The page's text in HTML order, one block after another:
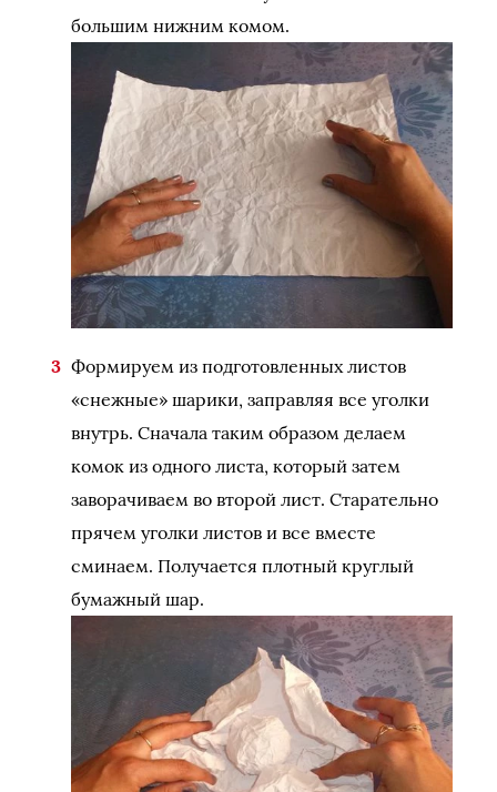
большим нижним комом.
Формируем из подготовленных листов
«снежные» шарики, заправляя все уголки
внутрь. Сначала таким образом делаем
комок из одного листа, который затем
заворачиваем во второй лист. Старательно
прячем уголки листов и все вместе
сминаем. Получается плотный круглый
бумажный шар.